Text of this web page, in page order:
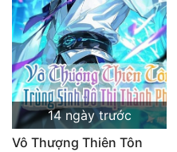
14 ngày trước
Vô Thượng Thiên Tôn